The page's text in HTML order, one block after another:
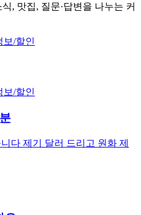
, 맛집, 질문·답변을 나누는 커
보/할인
보/할인
다 제기 달러 드리고 원화 제